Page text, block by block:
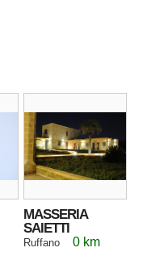
MASSERIA
SAIETTI
Ruffano 0 km